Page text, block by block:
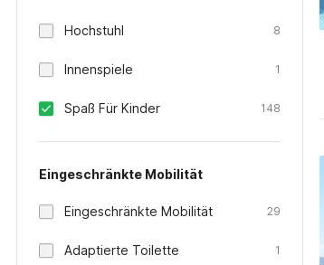
Hochstuhl 8
Innenspiele 1
Spaß Für Kinder 148
Eingeschränkte Mobilität
Eingeschränkte Mobilität 29
Adaptierte Toilette 1